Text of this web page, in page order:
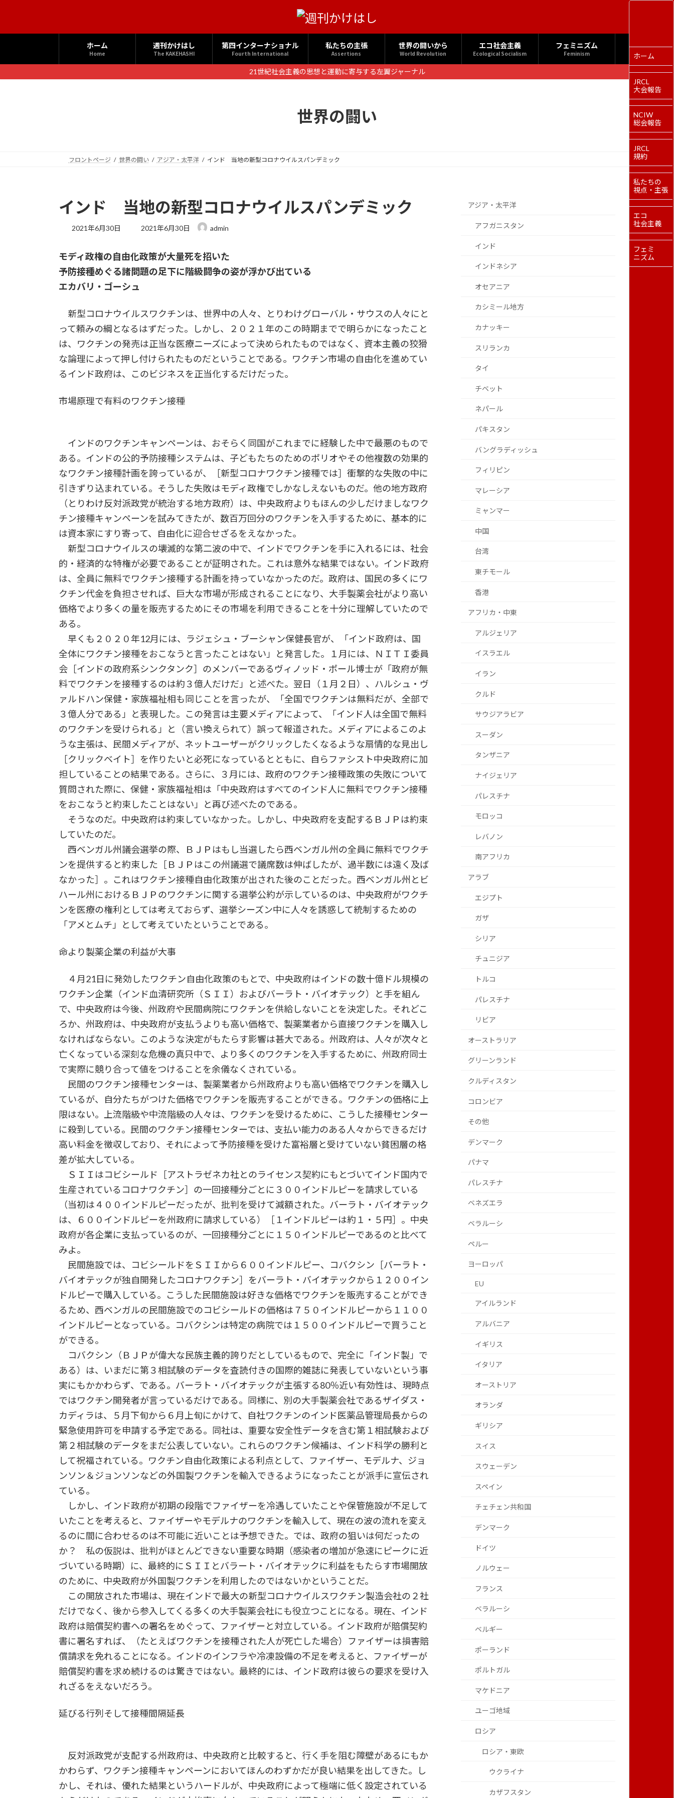
へ
ス
ョ
ン
ホーム
Home
週刊かけはし
The KAKEHASHI
第四インターナショナル
Fourth International
私たちの主張
Assertions
世界の闘いから
World Revolution
エコ社会主義
Ecological Socialism
フェミニズム
Feminism
21世紀社会主義の思想と運動に寄与する左翼ジャーナル
世界の闘い
フロントページ 世界の闘い アジア・太平洋 インド 当地の新型コロナウイルスパンデミック
インド 当地の新型コロナウイルスパンデミック
2021年6月30日
最
新
日
時
2021年6月30日 admin
モディ政権の自由化政策が大量死を招いた
予防接種めぐる諸問題の足下に階級闘争の姿が浮かび出ている
エカバリ・ゴーシュ
新型コロナウイルスワクチンは、世界中の人々、とりわけグローバル・サウスの人々にと
って頼みの綱となるはずだった。しかし、２０２１年のこの時期までで明らかになったこと
は、ワクチンの発売は正当な医療ニーズによって決められたものではなく、資本主義の狡猾
な論理によって押し付けられたものだということである。ワクチン市場の自由化を進めてい
るインド政府は、このビジネスを正当化するだけだった。
市場原理で有料のワクチン接種
インドのワクチンキャンペーンは、おそらく同国がこれまでに経験した中で最悪のもので
ある。インドの公的予防接種システムは、子どもたちのためのポリオやその他複数の効果的
なワクチン接種計画を誇っているが、［新型コロナワクチン接種では］衝撃的な失敗の中に
引きずり込まれている。そうした失敗はモディ政権でしかなしえないものだ。他の地方政府
（とりわけ反対派政党が統治する地方政府）は、中央政府よりもほんの少しだけましなワク
チン接種キャンペーンを試みてきたが、数百万回分のワクチンを入手するために、基本的に
は資本家にすり寄って、自由化に迎合せざるをえなかった。
新型コロナウイルスの壊滅的な第二波の中で、インドでワクチンを手に入れるには、社会
的・経済的な特権が必要であることが証明された。これは意外な結果ではない。インド政府
は、全員に無料でワクチン接種する計画を持っていなかったのだ。政府は、国民の多くにワ
クチン代金を負担させれば、巨大な市場が形成されることになり、大手製薬会社がより高い
価格でより多くの量を販売するためにその市場を利用できることを十分に理解していたので
ある。
早くも２０２０年12月には、ラジェシュ・ブーシャン保健長官が、「インド政府は、国
全体にワクチン接種をおこなうと言ったことはない」と発言した。１月には、ＮＩＴＩ委員
会［インドの政府系シンクタンク］のメンバーであるヴィノッド・ポール博士が「政府が無
料でワクチンを接種するのは約３億人だけだ」と述べた。翌日（１月２日）、ハルシュ・ヴ
ァルドハン保健・家族福祉相も同じことを言ったが、「全国でワクチンは無料だが、全部で
３億人分である」と表現した。この発言は主要メディアによって、「インド人は全国で無料
のワクチンを受けられる」と（言い換えられて）誤って報道された。メディアによるこのよ
うな主張は、民間メディアが、ネットユーザーがクリックしたくなるような扇情的な見出し
［クリックベイト］を作りたいと必死になっているとともに、自らファシスト中央政府に加
担していることの結果である。さらに、３月には、政府のワクチン接種政策の失敗について
質問された際に、保健・家族福祉相は「中央政府はすべてのインド人に無料でワクチン接種
をおこなうと約束したことはない」と再び述べたのである。
そうなのだ。中央政府は約束していなかった。しかし、中央政府を支配するＢＪＰは約束
していたのだ。
西ベンガル州議会選挙の際、ＢＪＰはもし当選したら西ベンガル州の全員に無料でワクチ
ンを提供すると約束した［ＢＪＰはこの州議選で議席数は伸ばしたが、過半数には遠く及ば
なかった］。これはワクチン接種自由化政策が出された後のことだった。西ベンガル州とビ
ハール州におけるＢＪＰのワクチンに関する選挙公約が示しているのは、中央政府がワクチ
ンを医療の権利としては考えておらず、選挙シーズン中に人々を誘惑して統制するための
「アメとムチ」として考えていたということである。
命より製薬企業の利益が大事
４月21日に発効したワクチン自由化政策のもとで、中央政府はインドの数十億ドル規模の
ワクチン企業（インド血清研究所（ＳＩＩ）およびバーラト・バイオテック）と手を組ん
で、中央政府は今後、州政府や民間病院にワクチンを供給しないことを決定した。それどこ
ろか、州政府は、中央政府が支払うよりも高い価格で、製薬業者から直接ワクチンを購入し
なければならない。このような決定がもたらす影響は甚大である。州政府は、人々が次々と
亡くなっている深刻な危機の真只中で、より多くのワクチンを入手するために、州政府同士
で実際に競り合って値をつけることを余儀なくされている。
民間のワクチン接種センターは、製薬業者から州政府よりも高い価格でワクチンを購入し
ているが、自分たちがつけた価格でワクチンを販売することができる。ワクチンの価格に上
限はない。上流階級や中流階級の人々は、ワクチンを受けるために、こうした接種センター
に殺到している。民間のワクチン接種センターでは、支払い能力のある人々からできるだけ
高い料金を徴収しており、それによって予防接種を受けた富裕層と受けていない貧困層の格
差が拡大している。
ＳＩＩはコビシールド［アストラゼネカ社とのライセンス契約にもとづいてインド国内で
生産されているコロナワクチン］の一回接種分ごとに３００インドルピーを請求している
（当初は４００インドルピーだったが、批判を受けて減額された。バーラト・バイオテック
は、６００インドルピーを州政府に請求している）［１インドルピーは約１・５円］。中央
政府が各企業に支払っているのが、一回接種分ごとに１５０インドルピーであるのと比べて
みよ。
民間施設では、コビシールドをＳＩＩから６００インドルピー、コバクシン［バーラト・
バイオテックが独自開発したコロナワクチン］をバーラト・バイオテックから１２００イン
ドルピーで購入している。こうした民間施設は好きな価格でワクチンを販売することができ
るため、西ベンガルの民間施設でのコビシールドの価格は７５０インドルピーから１１００
インドルピーとなっている。コバクシンは特定の病院では１５００インドルピーで買うこと
ができる。
コバクシン（ＢＪＰが偉大な民族主義的誇りだとしているもので、完全に「インド製」で
ある）は、いまだに第３相試験のデータを査読付きの国際的雑誌に発表していないという事
実にもかかわらず、である。バーラト・バイオテックが主張する80％近い有効性は、現時点
ではワクチン開発者が言っているだけである。同様に、別の大手製薬会社であるザイダス・
カディラは、５月下旬から６月上旬にかけて、自社ワクチンのインド医薬品管理局長からの
緊急使用許可を申請する予定である。同社は、重要な安全性データを含む第１相試験および
第２相試験のデータをまだ公表していない。これらのワクチン候補は、インド科学の勝利と
して祝福されている。ワクチン自由化政策による利点として、ファイザー、モデルナ、ジョ
ンソン＆ジョンソンなどの外国製ワクチンを輸入できるようになったことが派手に宣伝され
ている。
しかし、インド政府が初期の段階でファイザーを冷遇していたことや保管施設が不足して
いたことを考えると、ファイザーやモデルナのワクチンを輸入して、現在の波の流れを変え
るのに間に合わせるのは不可能に近いことは予想できた。では、政府の狙いは何だったの
か？ 私の仮説は、批判がほとんどできない重要な時期（感染者の増加が急速にピークに近
づいている時期）に、最終的にＳＩＩとバラート・バイオテックに利益をもたらす市場開放
のために、中央政府が外国製ワクチンを利用したのではないかということだ。
この開放された市場は、現在インドで最大の新型コロナウイルスワクチン製造会社の２社
だけでなく、後から参入してくる多くの大手製薬会社にも役立つことになる。現在、インド
政府は賠償契約書への署名をめぐって、ファイザーと対立している。インド政府が賠償契約
書に署名すれば、（たとえばワクチンを接種された人が死亡した場合）ファイザーは損害賠
償請求を免れることになる。インドのインフラや冷凍設備の不足を考えると、ファイザーが
賠償契約書を求め続けるのは驚きではない。最終的には、インド政府は彼らの要求を受け入
れざるをえないだろう。
延びる行列そして接種間隔延長
反対派政党が支配する州政府は、中央政府と比較すると、行く手を阻む障壁があるにもか
かわらず、ワクチン接種キャンペーンにおいてほんのわずかだが良い結果を出してきた。し
かし、それは、優れた結果というハードルが、中央政府によって極端に低く設定されている
アジア・太平洋
アフガニスタン
インド
インドネシア
オセアニア
カシミール地方
カナッキー
スリランカ
タイ
チベット
ネパール
パキスタン
バングラディッシュ
フィリピン
マレーシア
ミャンマー
中国
台湾
東チモール
香港
アフリカ・中東
アルジェリア
イスラエル
イラン
クルド
サウジアラビア
スーダン
タンザニア
ナイジェリア
パレスチナ
モロッコ
レバノン
南アフリカ
アラブ
エジプト
ガザ
シリア
チュニジア
トルコ
パレスチナ
リビア
オーストラリア
グリーンランド
クルディスタン
コロンビア
その他
デンマーク
パナマ
パレスチナ
ベネズエラ
ベラルーシ
ペルー
ヨーロッパ
EU
アイルランド
アルバニア
イギリス
イタリア
オーストリア
オランダ
ギリシア
スイス
スウェーデン
スペイン
チェチェン共和国
デンマーク
ドイツ
ノルウェー
フランス
ベラルーシ
ベルギー
ポーランド
ポルトガル
マケドニア
ユーゴ地域
ロシア
ロシア・東欧
ウクライナ
カザフスタン
ホーム
JRCL
大会報告
NCIW
総会報告
JRCL
規約
私たちの
視点・主張
エコ
社会主義
フェミ
ニズム